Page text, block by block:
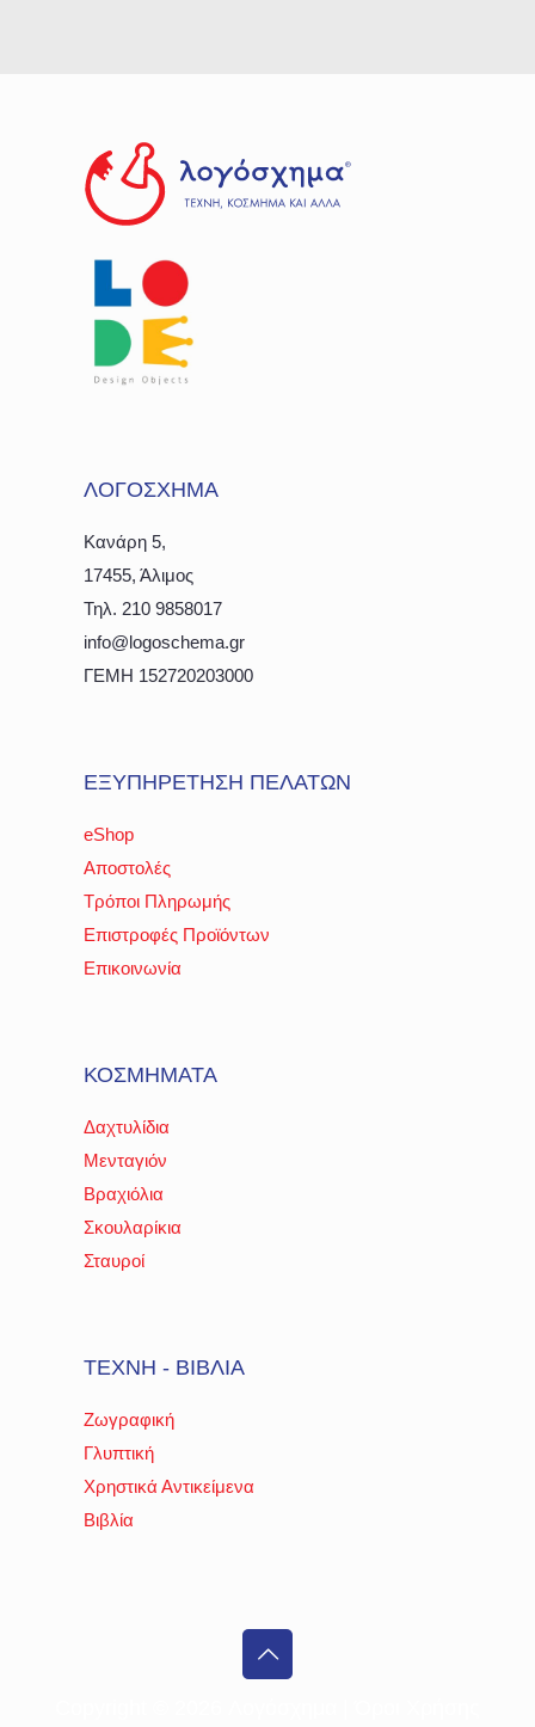
ΛΟΓΟΣΧΗΜΑ
Κανάρη 5,
17455, Άλιμος
Τηλ. 210 9858017
info@logoschema.gr
ΓΕΜΗ 152720203000
ΕΞΥΠΗΡΕΤΗΣΗ ΠΕΛΑΤΩΝ
eShop
Αποστολές
Τρόποι Πληρωμής
Επιστροφές Προϊόντων
Επικοινωνία
ΚΟΣΜΗΜΑΤΑ
Δαχτυλίδια
Μενταγιόν
Βραχιόλια
Σκουλαρίκια
Σταυροί
ΤΕΧΝΗ - ΒΙΒΛΙΑ
Ζωγραφική
Γλυπτική
Χρηστικά Αντικείμενα
Βιβλία